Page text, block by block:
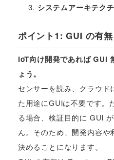
システムアーキテク
ポイント1: GUI の有無
IoT向け開発であれば GUI
ょう。
センサーを読み、クラウド
た用途にGUIは不要です。
る場合、検証目的に GUI
ん。そのため、開発内容
決めることになります。